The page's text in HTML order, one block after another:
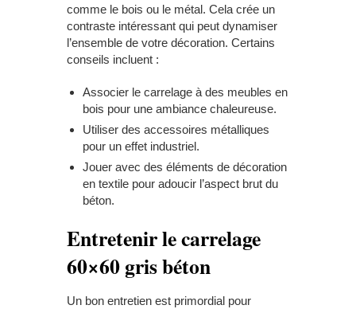
comme le bois ou le métal. Cela crée un
contraste intéressant qui peut dynamiser
l’ensemble de votre décoration. Certains
conseils incluent :
Associer le carrelage à des meubles en
bois pour une ambiance chaleureuse.
Utiliser des accessoires métalliques
pour un effet industriel.
Jouer avec des éléments de décoration
en textile pour adoucir l’aspect brut du
béton.
Entretenir le carrelage
60×60 gris béton
Un bon entretien est primordial pour